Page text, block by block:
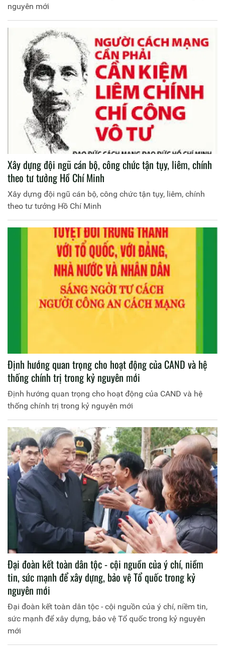
nguyên mới
Xây dựng đội ngũ cán bộ, công chức tận tụy, liêm, chính
theo tư tưởng Hồ Chí Minh
Xây dựng đội ngũ cán bộ, công chức tận tụy, liêm, chính
theo tư tưởng Hồ Chí Minh
Định hướng quan trọng cho hoạt động của CAND và hệ
thống chính trị trong kỷ nguyên mới
Định hướng quan trọng cho hoạt động của CAND và hệ
thống chính trị trong kỷ nguyên mới
Đại đoàn kết toàn dân tộc - cội nguồn của ý chí, niềm
tin, sức mạnh để xây dựng, bảo vệ Tổ quốc trong kỷ
nguyên mới
Đại đoàn kết toàn dân tộc - cội nguồn của ý chí, niềm tin,
sức mạnh để xây dựng, bảo vệ Tổ quốc trong kỷ nguyên
mới